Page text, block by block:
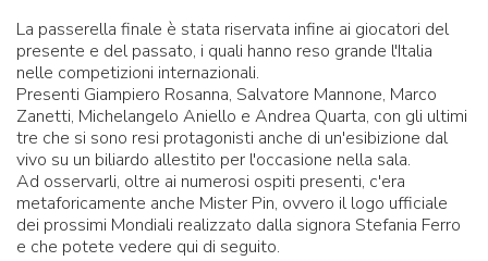
La passerella finale è stata riservata infine ai giocatori del
presente e del passato, i quali hanno reso grande l'Italia
nelle competizioni internazionali.
Presenti Giampiero Rosanna, Salvatore Mannone, Marco
Zanetti, Michelangelo Aniello e Andrea Quarta, con gli ultimi
tre che si sono resi protagonisti anche di un'esibizione dal
vivo su un biliardo allestito per l'occasione nella sala.
Ad osservarli, oltre ai numerosi ospiti presenti, c'era
metaforicamente anche Mister Pin, ovvero il logo ufficiale
dei prossimi Mondiali realizzato dalla signora Stefania Ferro
e che potete vedere qui di seguito.